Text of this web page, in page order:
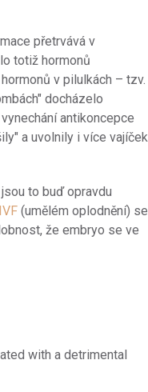
přetrvává v
totiž hormonů
v pilulkách – tzv.
docházelo
antikoncepce
a uvolnily i více vajíček
to buď opravdu
IVF (umělém oplodnění) se
že embryo se ve
with a detrimental